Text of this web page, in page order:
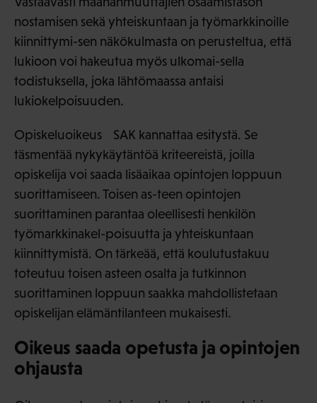
nostamisen sekä yhteiskuntaan ja työmarkkinoille
kiinnittymi-sen näkökulmasta on perusteltua, että
lukioon voi hakeutua myös ulkomai-sella
todistuksella, joka lähtömaassa antaisi
lukiokelpoisuuden.
Opiskeluoikeus SAK kannattaa esitystä. Se
täsmentää nykykäytäntöä kriteereistä, joilla
opiskelija voi saada lisäaikaa opintojen loppuun
suorittamiseen. Toisen as-teen opintojen
suorittaminen parantaa oleellisesti henkilön
työmarkkinakel-poisuutta ja yhteiskuntaan
kiinnittymistä. On tärkeää, että koulutustakuu
toteutuu toisen asteen osalta ja tutkinnon
suorittaminen loppuun saakka mahdollistetaan
opiskelijan elämäntilanteen mukaisesti.
Oikeus saada opetusta ja opintojen
ohjausta